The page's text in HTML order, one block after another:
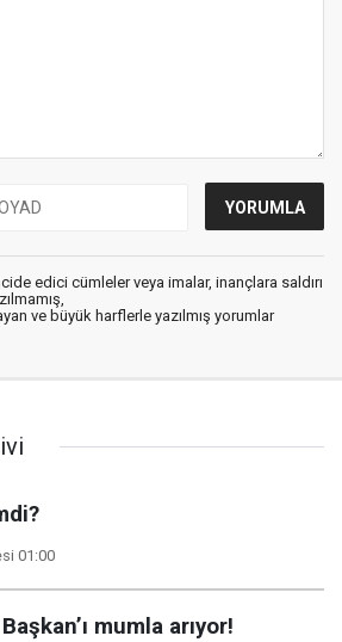
edici cümleler veya imalar, inançlara saldırı
ve büyük harflerle yazılmış yorumlar
01:00
mumla arıyor!